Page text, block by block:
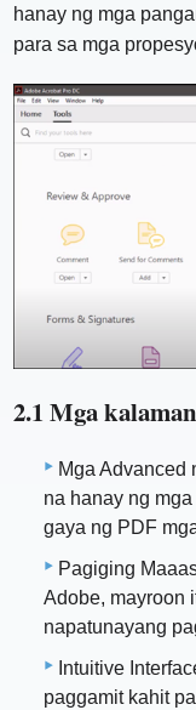
hanay ng mga
para sa mga
2.1 Mga
Mga Advanced
na hanay ng
gaya ng PDF
Pagiging
Adobe, mayroon
napatunayang
Intuitive
paggamit kahit